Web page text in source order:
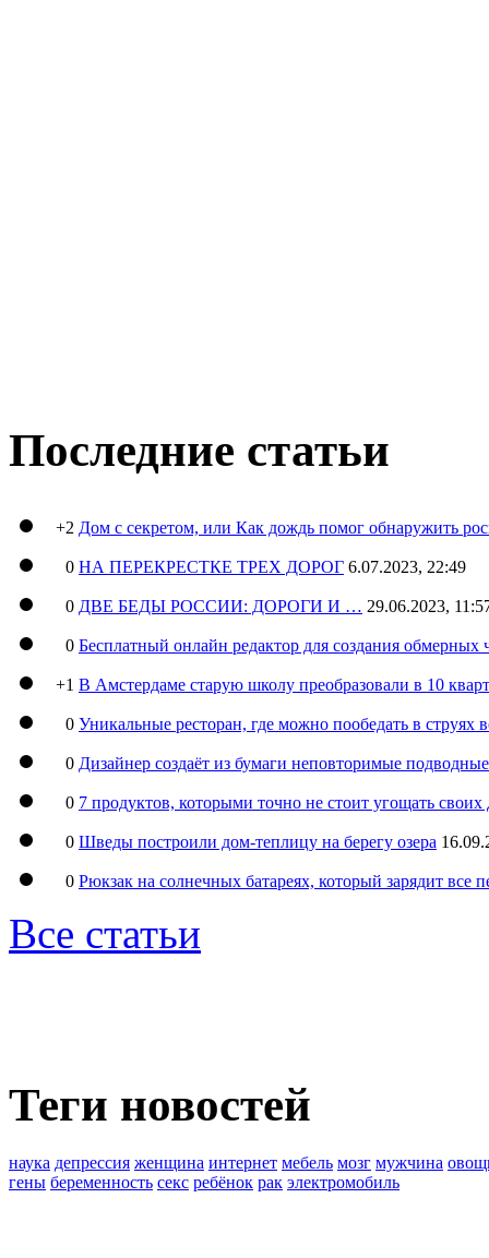
Последние статьи
+2 Дом с секретом, или Как дождь помог обнаружить
0 НА ПЕРЕКРЕСТКЕ ТРЕХ ДОРОГ 6.07.2023, 22:49
0 ДВЕ БЕДЫ РОССИИ: ДОРОГИ И … 29.06.2023,
0 Бесплатный онлайн редактор для создания обмерных
+1 В Амстердаме старую школу преобразовали в 10
0 Уникальные ресторан, где можно пообедать в струях
0 Дизайнер создаёт из бумаги неповторимые
0 7 продуктов, которыми точно не стоит угощать
0 Шведы построили дом-теплицу на берегу озера
0 Рюкзак на солнечных батареях, который зарядит все
Все статьи
Теги новостей
наука депрессия женщина интернет мебель мозг мужчина
гены беременность секс ребёнок рак электромобиль